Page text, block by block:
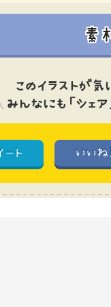
素
このイラストが気
みんなにも「シェア
ート いい